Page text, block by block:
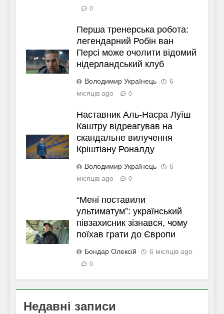
0
Перша тренерська робота:
легендарний Робін ван
Персі може очолити відомий
нідерландський клуб
Володимир Українець
6
місяців ago
0
Наставник Аль-Насра Луїш
Каштру відреагував на
скандальне вилучення
Кріштіану Роналду
Володимир Українець
6
місяців ago
0
“Мені поставили
ультиматум”: український
півзахисник зізнався, чому
поїхав грати до Європи
Бондар Олексій 6 місяців ago
0
Недавні записи